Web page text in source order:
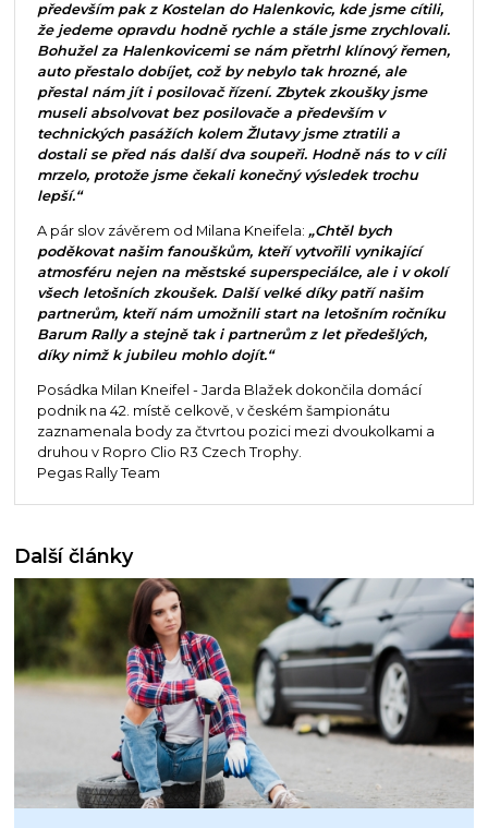
především pak z Kostelan do Halenkovic, kde jsme cítili,
že jedeme opravdu hodně rychle a stále jsme zrychlovali.
Bohužel za Halenkovicemi se nám přetrhl klínový řemen,
auto přestalo dobíjet, což by nebylo tak hrozné, ale
přestal nám jít i posilovač řízení. Zbytek zkoušky jsme
museli absolvovat bez posilovače a především v
technických pasážích kolem Žlutavy jsme ztratili a
dostali se před nás další dva soupeři. Hodně nás to v cíli
mrzelo, protože jsme čekali konečný výsledek trochu
lepší.“
A pár slov závěrem od Milana Kneifela: „Chtěl bych
poděkovat našim fanouškům, kteří vytvořili vynikající
atmosféru nejen na městské superspeciálce, ale i v okolí
všech letošních zkoušek. Další velké díky patří našim
partnerům, kteří nám umožnili start na letošním ročníku
Barum Rally a stejně tak i partnerům z let předešlých,
díky nimž k jubileu mohlo dojít.“
Posádka Milan Kneifel - Jarda Blažek dokončila domácí
podnik na 42. místě celkově, v českém šampionátu
zaznamenala body za čtvrtou pozici mezi dvoukolkami a
druhou v Ropro Clio R3 Czech Trophy.
Pegas Rally Team
Další články